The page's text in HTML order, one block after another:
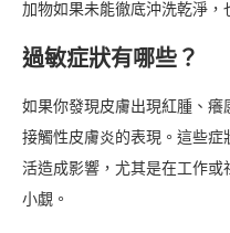
加物如果未能徹底沖洗乾淨，
過敏症狀有哪些？
如果你發現皮膚出現紅腫、
接觸性皮膚炎的表現。這些
活造成影響，尤其是在工作
小覷。